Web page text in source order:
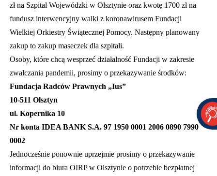
zł na Szpital Wojewódzki w Olsztynie oraz kwotę 1700 zł na
fundusz interwencyjny walki z koronawirusem Fundacji
Wielkiej Orkiestry Świątecznej Pomocy. Następny planowany
zakup to zakup maseczek dla szpitali.
Osoby, które chcą wesprzeć działalność Fundacji w zakresie
zwalczania pandemii, prosimy o przekazywanie środków:
Fundacja Radców Prawnych „Ius”
10-511 Olsztyn
ul. Kopernika 10
Nr konta IDEA BANK S.A. 97 1950 0001 2006 0890 7990
0002
Jednocześnie ponownie uprzejmie prosimy o przekazywanie
informacji do biura OIRP w Olsztynie o potrzebie bezpłatnej